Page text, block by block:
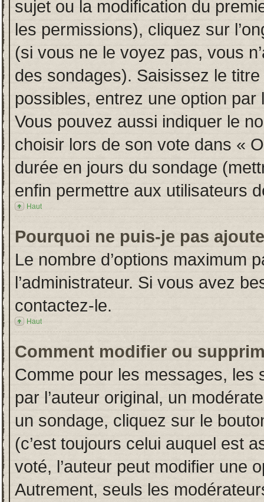
sujet ou la modification du
les permissions), cliquez sur
(si vous ne le voyez pas, vous
des sondages). Saisissez le
possibles, entrez une option
Vous pouvez aussi indiquer le
choisir lors de son vote dans «
durée en jours du sondage
enfin permettre aux utilisateurs
Haut
Pourquoi ne puis-je pas
Le nombre d’options maximum
l’administrateur. Si vous avez
contactez-le.
Haut
Comment modifier ou
Comme pour les messages, les
par l’auteur original, un
un sondage, cliquez sur le
(c’est toujours celui auquel est
voté, l’auteur peut modifier une
Autrement, seuls les